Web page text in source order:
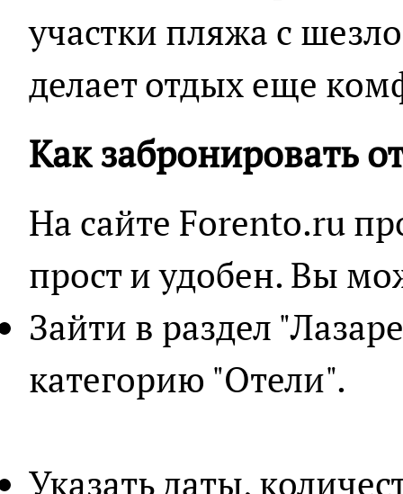
участки пляжа с
делает отдых еще
Как забронировать
На сайте Forento.ru
прост и удобен. Вы
Зайти в раздел
категорию "Отели".
Указать даты,